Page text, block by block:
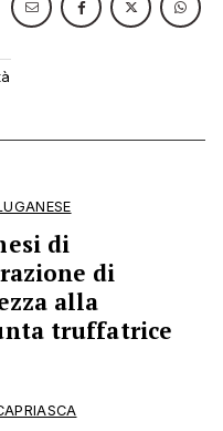
di
di
alla
truffatrice